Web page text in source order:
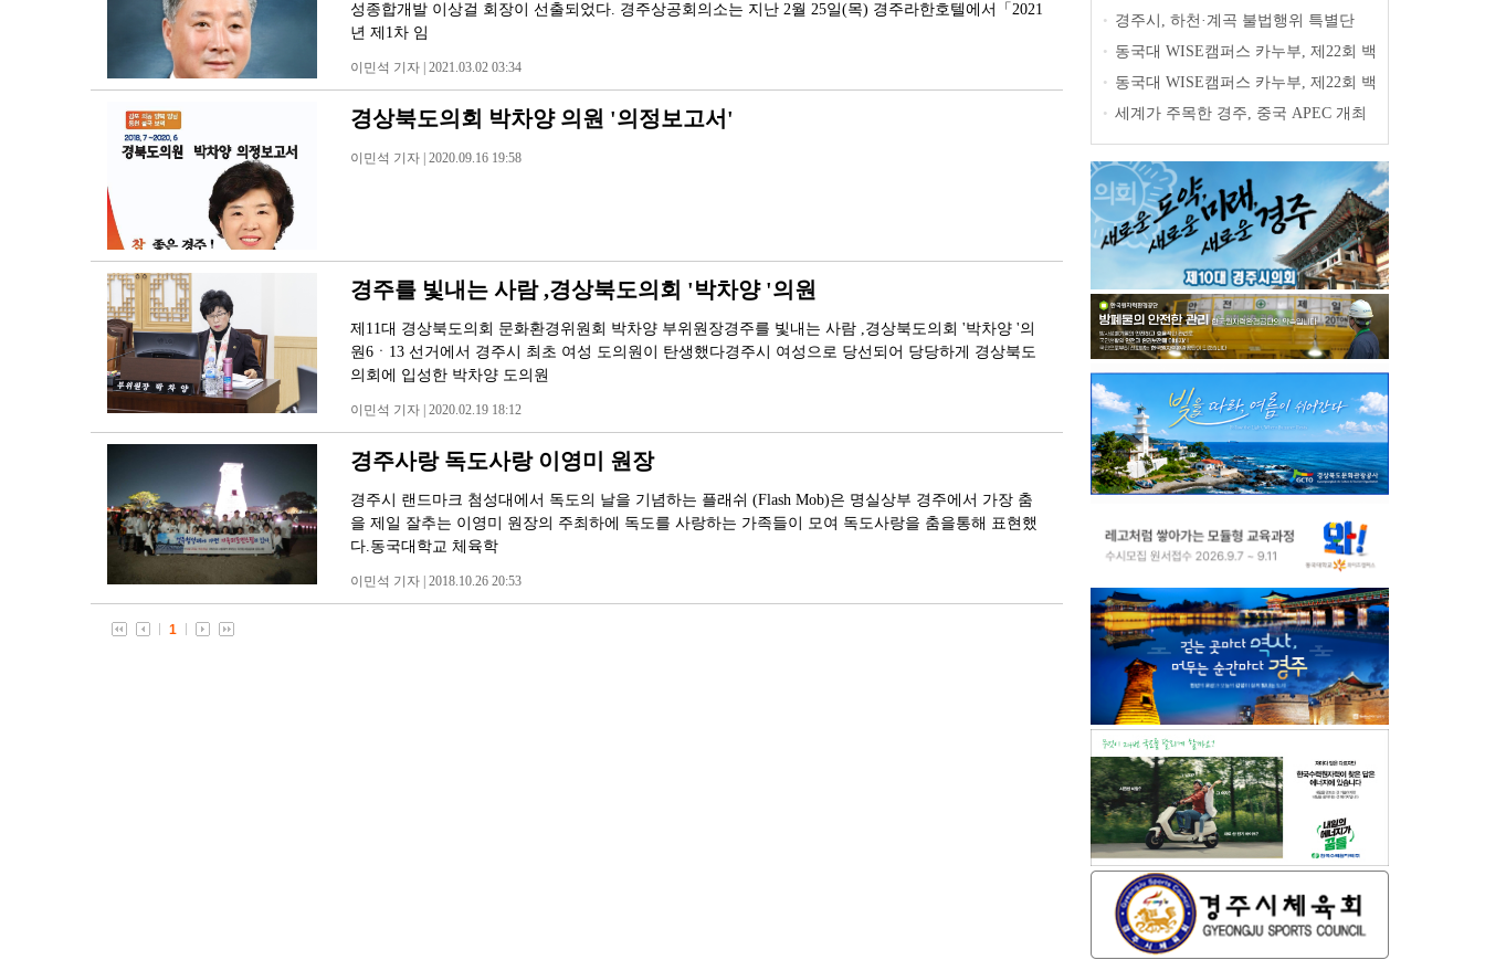
성종합개발 이상걸 회장이 선출되었다. 경주상공회의소는 지난 2월 25일(목) 경주라한호텔에서「2021
년 제1차 임
이민석 기자 | 2021.03.02 03:34
경상북도의회 박차양 의원 '의정보고서'
이민석 기자 | 2020.09.16 19:58
경주를 빛내는 사람 ,경상북도의회 '박차양 '의원
제11대 경상북도의회 문화환경위원회 박차양 부위원장경주를 빛내는 사람 ,경상북도의회 '박차양 '의
원6ㆍ13 선거에서 경주시 최초 여성 도의원이 탄생했다경주시 여성으로 당선되어 당당하게 경상북도
의회에 입성한 박차양 도의원
이민석 기자 | 2020.02.19 18:12
경주사랑 독도사랑 이영미 원장
경주시 랜드마크 첨성대에서 독도의 날을 기념하는 플래쉬 (Flash Mob)은 명실상부 경주에서 가장 춤
을 제일 잘추는 이영미 원장의 주최하에 독도를 사랑하는 가족들이 모여 독도사랑을 춤을통해 표현했
다.동국대학교 체육학
이민석 기자 | 2018.10.26 20:53
1
출마 선언
• 경주시, 하천·계곡 불법행위 특별단
속… 오는 31일까지 집중 점검
• 동국대 WISE캠퍼스 카누부, 제22회 백
마강배 전국대회 금메달 3개 획득
• 동국대 WISE캠퍼스 카누부, 제22회 백
마강배 전국대회 금메달 3개 획득
• 세계가 주목한 경주, 중국 APEC 개최
마킹